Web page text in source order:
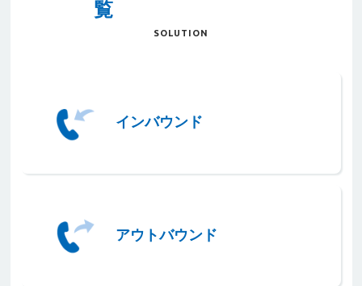
覧
SOLUTION
インバウンド
インバウンド
アウトバウンド
アウトバウンド